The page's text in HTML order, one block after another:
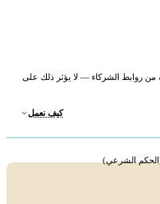
من روابط الشركاء — لا يؤثر ذلك على
كيف نعمل
(الحكم الشرعي)